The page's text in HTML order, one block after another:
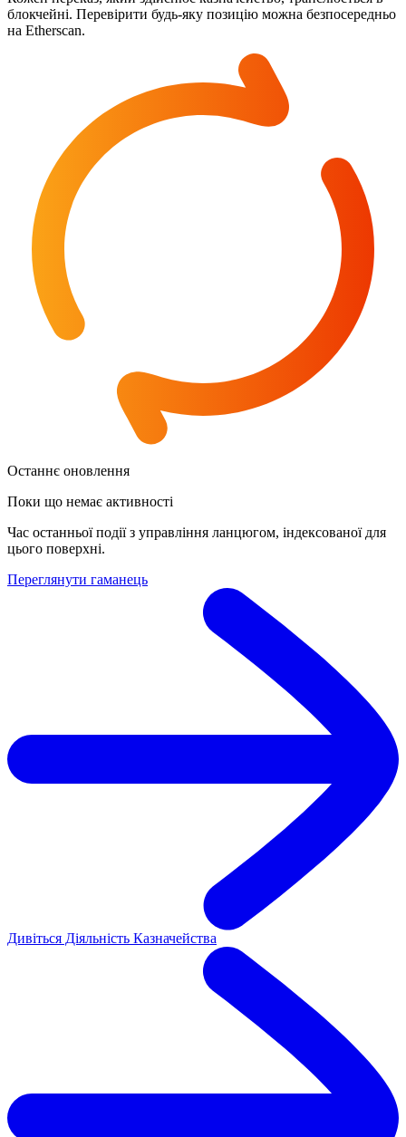
блокчейні. Перевірити будь-яку позицію можна безпосередньо
на Etherscan.
Останнє оновлення
Поки що немає активності
Час останньої події з управління ланцюгом, індексованої для
цього поверхні.
Переглянути гаманець
Дивіться Діяльність Казначейства